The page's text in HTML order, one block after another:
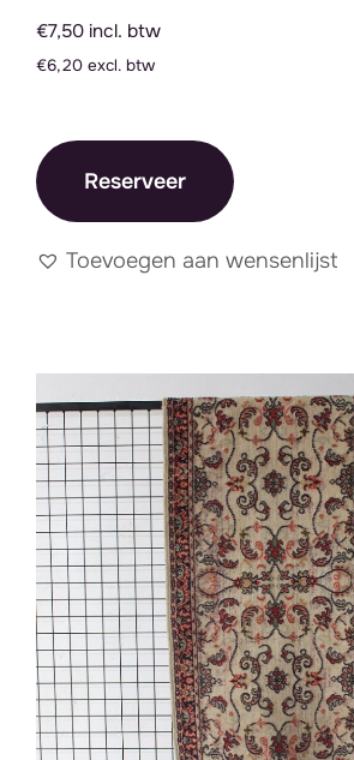
€7,50 incl. btw
€6,20 excl. btw
Reserveer
Toevoegen aan wensenlijst